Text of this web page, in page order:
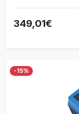
349,01€
-15%